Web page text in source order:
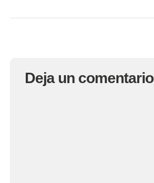
Deja un comentario